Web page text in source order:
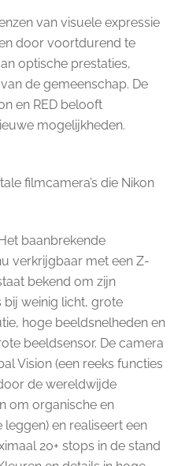
van visuele expressie
door voortdurend te
optische prestaties,
de gemeenschap. De
en RED belooft
mogelijkheden.
filmcamera’s die Nikon
baanbrekende
verkrijgbaar met een Z-
bekend om zijn
weinig licht, grote
hoge beeldsnelheden en
beeldsensor. De camera
Vision (een reeks functies
de wereldwijde
om organische en
en realiseert een
20+ stops in de stand